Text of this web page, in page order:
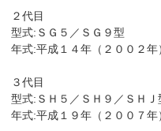
２代目
型式:ＳＧ５／ＳＧ９型
年式:平成１４年（２００２年
３代目
型式:ＳＨ５／ＳＨ９／ＳＨＪ
年式:平成１９年（２００７年